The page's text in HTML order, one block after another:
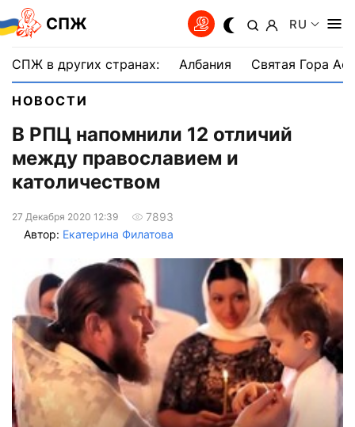
СПЖ RU
СПЖ в других странах: Албания Святая Гора
НОВОСТИ
В РПЦ напомнили 12 отличий
между православием и
католичеством
27 Декабря 2020 12:39
7893
Автор: Екатерина Филатова